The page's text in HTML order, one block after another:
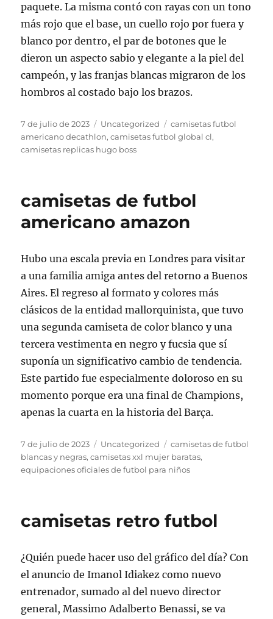
paquete. La misma contó con rayas con un tono
más rojo que el base, un cuello rojo por fuera y
blanco por dentro, el par de botones que le
dieron un aspecto sabio y elegante a la piel del
campeón, y las franjas blancas migraron de los
hombros al costado bajo los brazos.
Publicado
el
7 de julio de 2023 Categorías
Uncategorized Etiquetas
camisetas futbol
americano decathlon,camisetas futbol global cl,
camisetas replicas hugo boss
camisetas de futbol
americano amazon
Hubo una escala previa en Londres para visitar
a una familia amiga antes del retorno a Buenos
Aires. El regreso al formato y colores más
clásicos de la entidad mallorquinista, que tuvo
una segunda camiseta de color blanco y una
tercera vestimenta en negro y fucsia que sí
suponía un significativo cambio de tendencia.
Este partido fue especialmente doloroso en su
momento porque era una final de Champions,
apenas la cuarta en la historia del Barça.
Publicado
el
7 de julio de 2023 Categorías
Uncategorized Etiquetas
camisetas de futbol
blancas y negras,camisetas xxl mujer baratas,
equipaciones oficiales de futbol para niños
camisetas retro futbol
¿Quién puede hacer uso del gráfico del día? Con
el anuncio de Imanol Idiakez como nuevo
entrenador, sumado al del nuevo director
general, Massimo Adalberto Benassi, se va